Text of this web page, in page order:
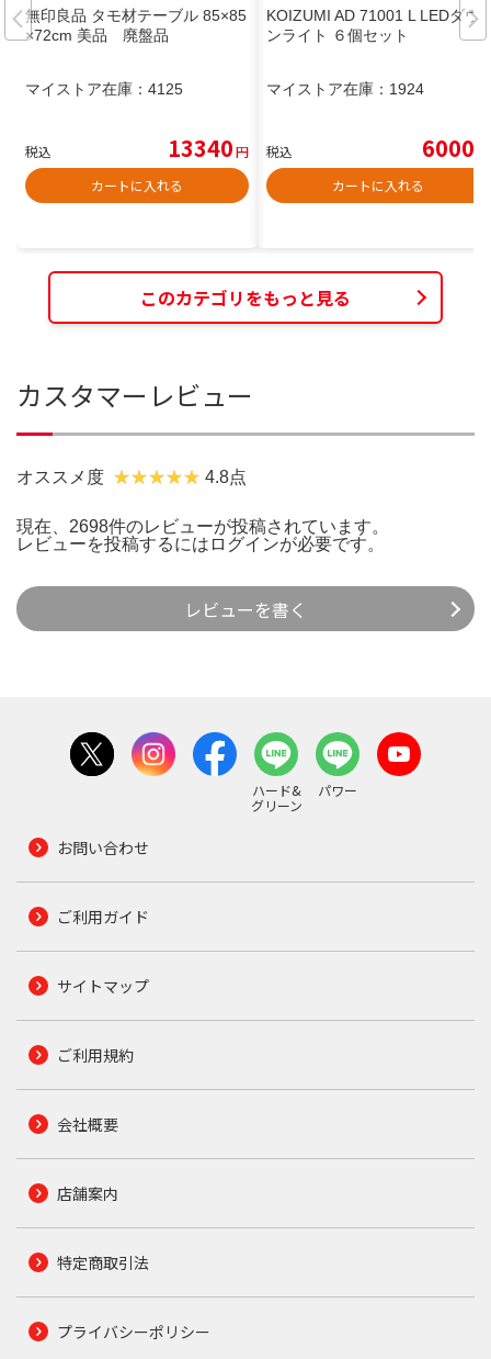
無印良品 タモ材テーブル 85×85
×72cm 美品 廃盤品
マイストア在庫： 4125
税込 13340円
カートに入れる
KOIZUMI AD 71001 L LEDダウ
ンライト ６個セット
マイストア在庫： 1924
税込 6000
カートに入れる
このカテゴリをもっと見る
カスタマーレビュー
オススメ度 4.8点
現在、2698件のレビューが投稿されています。
レビューを投稿するには ログインが必要です。
レビューを書く
ハード&
グリーン
パワー
お問い合わせ
ご利用ガイド
サイトマップ
ご利用規約
会社概要
店舗案内
特定商取引法
プライバシーポリシー